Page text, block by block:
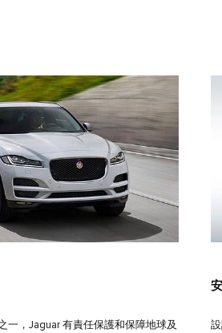
一，Jaguar 有責任保護和保障地球及